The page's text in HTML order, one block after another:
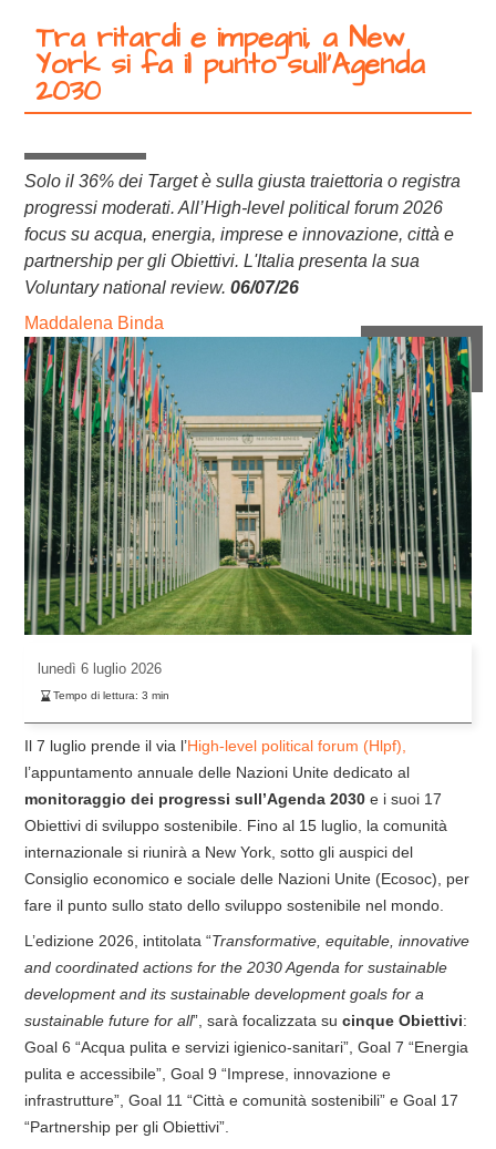
Tra ritardi e impegni, a New
York si fa il punto sull’Agenda
2030
Solo il 36% dei Target è sulla giusta traiettoria o registra
progressi moderati. All’High-level political forum 2026
focus su acqua, energia, imprese e innovazione, città e
partnership per gli Obiettivi. L'Italia presenta la sua
Voluntary national review. 06/07/26
Maddalena Binda
lunedì 6 luglio 2026
Tempo di lettura:3 min
Il 7 luglio prende il via l’High-level political forum (Hlpf),
l’appuntamento annuale delle Nazioni Unite dedicato al
monitoraggio dei progressi sull’Agenda 2030 e i suoi 17
Obiettivi di sviluppo sostenibile. Fino al 15 luglio, la comunità
internazionale si riunirà a New York, sotto gli auspici del
Consiglio economico e sociale delle Nazioni Unite (Ecosoc), per
fare il punto sullo stato dello sviluppo sostenibile nel mondo.
L’edizione 2026, intitolata “Transformative, equitable, innovative
and coordinated actions for the 2030 Agenda for sustainable
development and its sustainable development goals for a
sustainable future for all”, sarà focalizzata su cinque Obiettivi:
Goal 6 “Acqua pulita e servizi igienico-sanitari”, Goal 7 “Energia
pulita e accessibile”, Goal 9 “Imprese, innovazione e
infrastrutture”, Goal 11 “Città e comunità sostenibili” e Goal 17
“Partnership per gli Obiettivi”.